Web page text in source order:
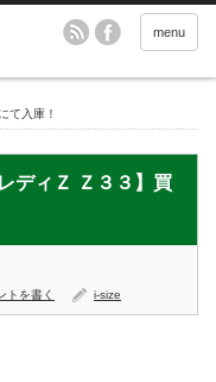
menu
て入庫！
ディＺ Ｚ３３】買
トを書く i-size